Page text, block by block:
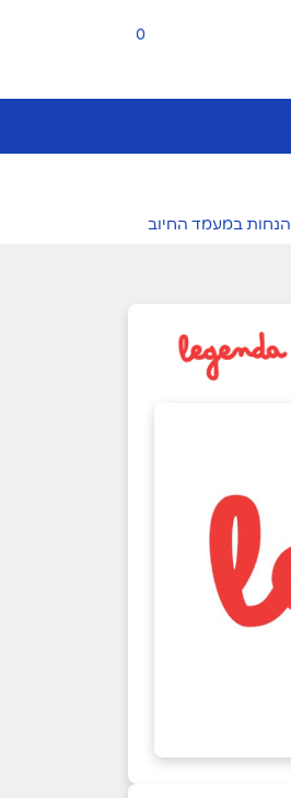
0
הנחות במעמד החיוב